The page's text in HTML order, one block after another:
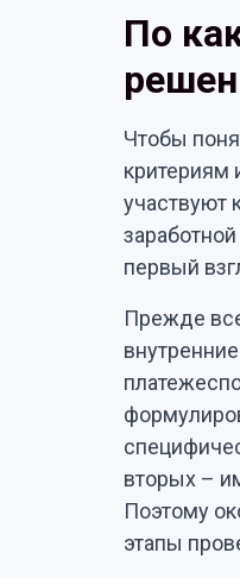
По
Чтобы
критериям
участвуют
первый
Прежде
вторых –
Поэтому
этапы